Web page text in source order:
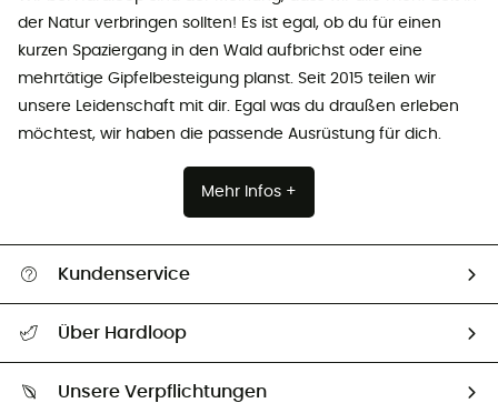
der Natur verbringen sollten! Es ist egal, ob du für einen
kurzen Spaziergang in den Wald aufbrichst oder eine
mehrtätige Gipfelbesteigung planst. Seit 2015 teilen wir
unsere Leidenschaft mit dir. Egal was du draußen erleben
möchtest, wir haben die passende Ausrüstung für dich.
Mehr Infos +
Kundenservice
Größentabelle
Über Hardloop
Unsere Verpflichtungen